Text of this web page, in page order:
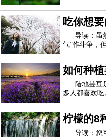
斑鱼做法与
别，比如不
嗦了，马上
吃你想
谢你的
导读：虽
气’’作斗争，
报道，某些
种折磨。研究
Farooqi）表
如何种
陆地芸豆
多人都喜欢吃
让大家知道
地芸豆怎么种
用清水浸泡
柠檬的8
导读：您